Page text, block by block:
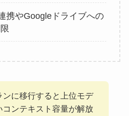
携やGoogleドライブへの
ンに移行すると上位モデ
コンテキスト容量が解放